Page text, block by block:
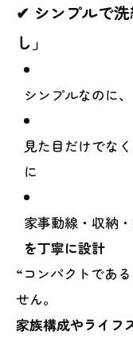
✔ シンプルで
し」
シンプルなのに
見た目だけでな
に
家事動線・収納
を丁寧に設計
“コンパクトであ
せん。
家族構成やライフ